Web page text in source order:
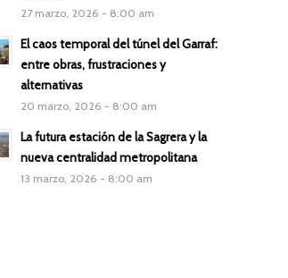
27 marzo, 2026 - 8:00 am
El caos temporal del túnel del Garraf:
entre obras, frustraciones y
alternativas
20 marzo, 2026 - 8:00 am
La futura estación de la Sagrera y la
nueva centralidad metropolitana
13 marzo, 2026 - 8:00 am